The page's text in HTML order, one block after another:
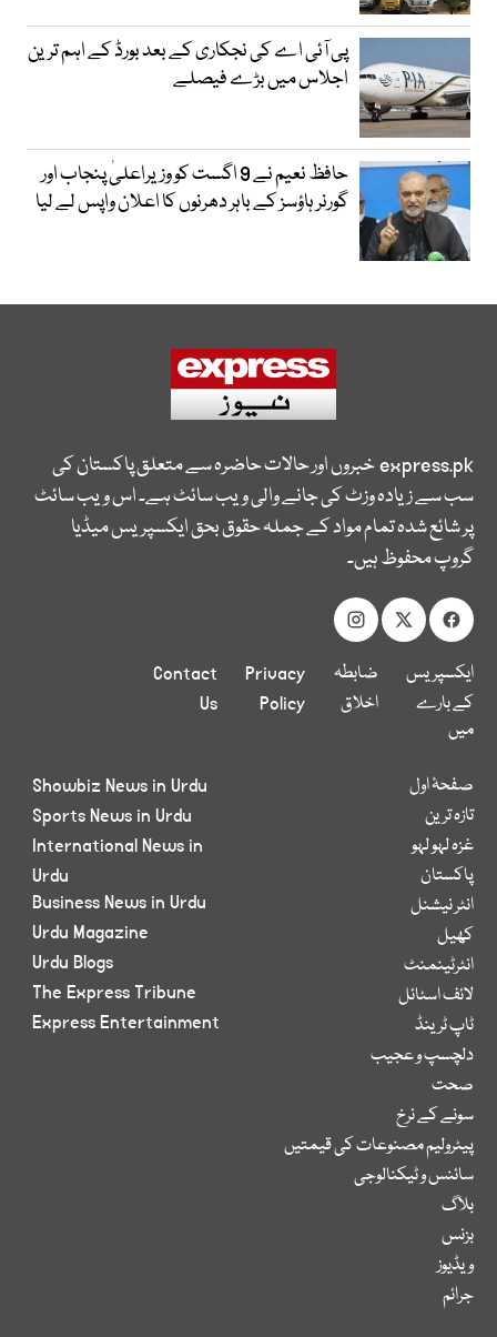
پی آئی اے کی نجکاری کے بعد بورڈ کے اہم ترین
اجلاس میں بڑے فیصلے
حافظ نعیم نے 9 اگست کو وزیراعلیٰ پنجاب اور
گورنر ہاؤسز کے باہر دھرنوں کا اعلان واپس لے لیا
express.pkخبروں اور حالات حاضرہ سے متعلق پاکستان کی
سب سے زیادہ وزٹ کی جانے والی ویب سائٹ ہے۔ اس ویب سائٹ
پر شائع شدہ تمام مواد کے جملہ حقوق بحق ایکسپریس میڈیا
گروپ محفوظ ہیں۔
ایکسپریس
کے بارے
میں
ضابطہ
اخلاق
Privacy
Policy
Contact
Us
صفحۂ اول
تازہ ترین
غزہ لہو لہو
پاکستان
انٹر نیشنل
کھیل
انٹرٹینمنٹ
لائف اسٹائل
ٹاپ ٹرینڈ
دلچسپ و عجیب
صحت
سونے کے نرخ
پیٹرولیم مصنوعات کی قیمتیں
سائنس و ٹیکنالوجی
بلاگ
بزنس
ویڈیوز
جرائم
Showbiz News in Urdu
Sports News in Urdu
International News in
Urdu
Business News in Urdu
Urdu Magazine
Urdu Blogs
The Express Tribune
Express Entertainment